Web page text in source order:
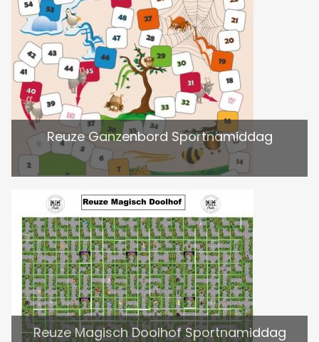
Reuze Ganzenbord Sportnamiddag
Reuze Magisch Doolhof Sportnamiddag